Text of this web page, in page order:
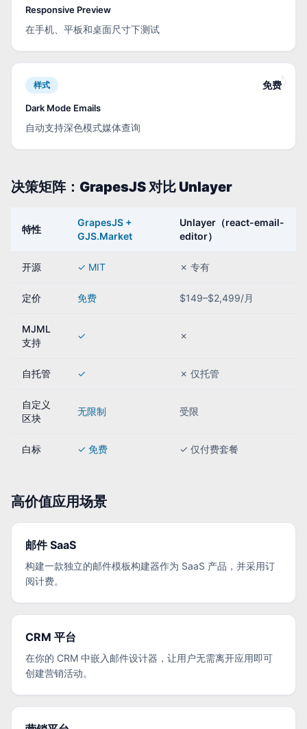
Responsive Preview
在手机、平板和桌面尺寸下测试
🌙
样式 免费
Dark Mode Emails
自动支持深色模式媒体查询
决策矩阵：GrapesJS 对比 Unlayer
特性
GrapesJS +
GJS.Market
Unlayer（react-email-
editor）
开源 ✓ MIT ✗ 专有
定价 免费 $149–$2,499/月
MJML
支持
✓ ✗
自托管 ✓ ✗ 仅托管
自定义
区块
无限制 受限
白标 ✓ 免费 ✓ 仅付费套餐
高价值应用场景
邮件 SaaS
构建一款独立的邮件模板构建器作为 SaaS 产品，并采用订
阅计费。
CRM 平台
在你的 CRM 中嵌入邮件设计器，让用户无需离开应用即可
创建营销活动。